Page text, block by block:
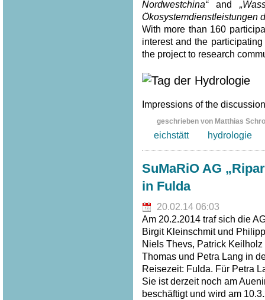
Nordwestchina“and
Ökosystemdienstleistungen
With more than 160
interest and the
the project to research
Impressions of the
geschrieben von Matthias
eichstätt hydrologie
SuMaRiO AG
in Fulda
20.02.14 06:03
Am 20.2.2014 traf sich die
Birgit Kleinschmit und
Niels Thevs, Patrick
Thomas und Petra Lang in
Reisezeit: Fulda. Für Petra
Sie ist derzeit noch am
beschäftigt und wird am